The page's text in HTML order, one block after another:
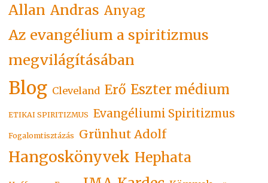
Allan Andras Anyag
Az evangélium a spiritizmus
megvilágításában
Blog Cleveland Erő Eszter médium
ETIKAI SPIRITIZMUS Evangéliumi Spiritizmus
Fogalomtisztázás Grünhut Adolf
Hangoskönyvek Hephata